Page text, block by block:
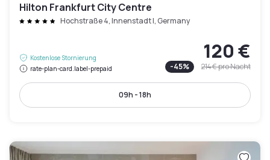
Hilton Frankfurt City Centre
Hochstraße 4, Innenstadt I, Germany
Kostenlose Stornierung
rate-plan-card.label-prepaid
120 €
-45% 214 €pro Nacht
09h - 18h